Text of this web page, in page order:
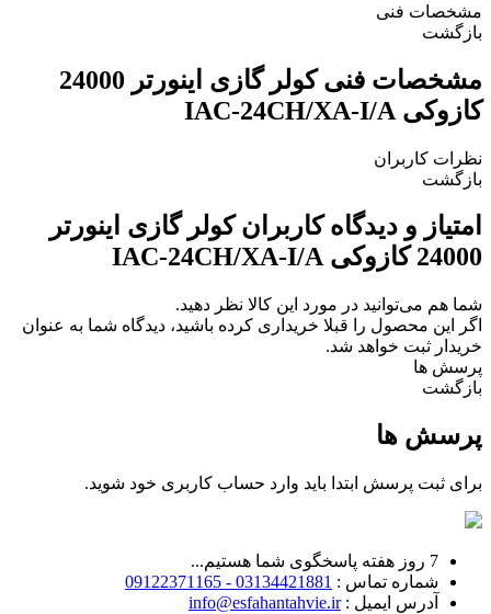
مشخصات فنی
بازگشت
مشخصات فنی
کولر گازی اینورتر 24000
کازوکی IAC-24CH/XA-I/A
نظرات کاربران
بازگشت
امتیاز و دیدگاه کاربرانکولر گازی اینورتر
24000 کازوکی IAC-24CH/XA-I/A
شما هم می‌توانید در مورد این کالا نظر دهید.
اگر این محصول را قبلا خریداری کرده باشید، دیدگاه شما به عنوان
خریدار ثبت خواهد شد.
پرسش ها
بازگشت
پرسش ها
برای ثبت پرسش ابتدا باید وارد حساب کاربری خود شوید.
7 روز هفته پاسخگوی شما هستیم...
شماره تماس : 03134421881 - 09122371165
آدرس ایمیل :info@esfahantahvie.ir